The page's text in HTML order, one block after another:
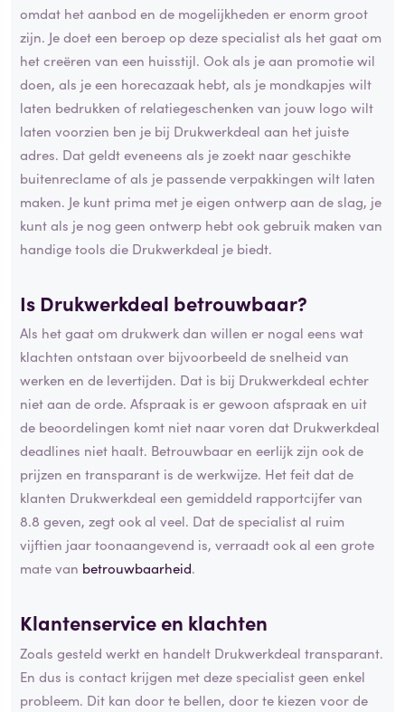
omdat het aanbod en de mogelijkheden er enorm groot
zijn. Je doet een beroep op deze specialist als het gaat om
het creëren van een huisstijl. Ook als je aan promotie wil
doen, als je een horecazaak hebt, als je mondkapjes wilt
laten bedrukken of relatiegeschenken van jouw logo wilt
laten voorzien ben je bij Drukwerkdeal aan het juiste
adres. Dat geldt eveneens als je zoekt naar geschikte
buitenreclame of als je passende verpakkingen wilt laten
maken. Je kunt prima met je eigen ontwerp aan de slag, je
kunt als je nog geen ontwerp hebt ook gebruik maken van
handige tools die Drukwerkdeal je biedt.
Is Drukwerkdeal betrouwbaar?
Als het gaat om drukwerk dan willen er nogal eens wat
klachten ontstaan over bijvoorbeeld de snelheid van
werken en de levertijden. Dat is bij Drukwerkdeal echter
niet aan de orde. Afspraak is er gewoon afspraak en uit
de beoordelingen komt niet naar voren dat Drukwerkdeal
deadlines niet haalt. Betrouwbaar en eerlijk zijn ook de
prijzen en transparant is de werkwijze. Het feit dat de
klanten Drukwerkdeal een gemiddeld rapportcijfer van
8.8 geven, zegt ook al veel. Dat de specialist al ruim
vijftien jaar toonaangevend is, verraadt ook al een grote
mate van betrouwbaarheid.
Klantenservice en klachten
Zoals gesteld werkt en handelt Drukwerkdeal transparant.
En dus is contact krijgen met deze specialist geen enkel
probleem. Dit kan door te bellen, door te kiezen voor de